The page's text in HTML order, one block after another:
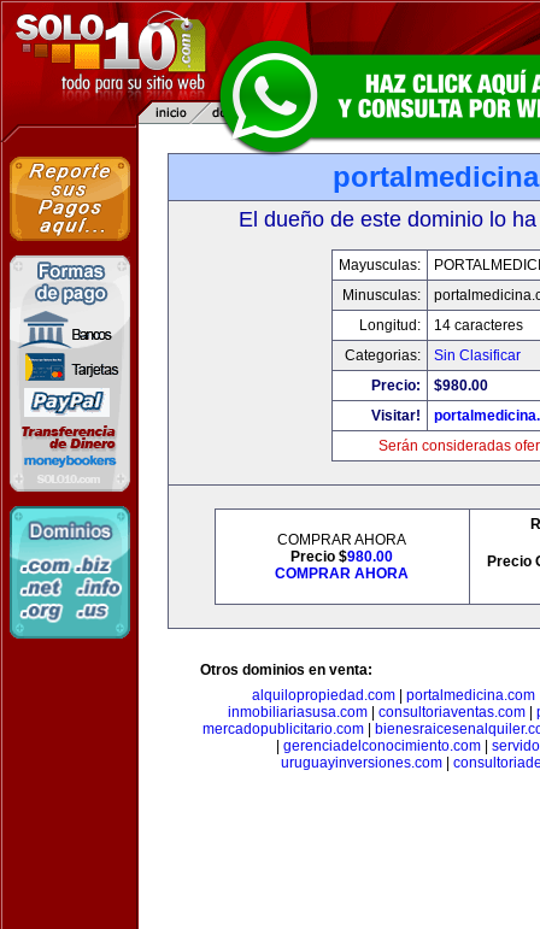
El dueño de este dominio lo
Mayusculas:
Minusculas:
Longitud:
14 caracteres
Categorias:
Sin Clasificar
Precio:
$980.00
Visitar!
Serán consideradas
COMPRAR AHORA
Precio $980.00
COMPRAR AHORA
Precio
Otros dominios en venta:
alquilopropiedad.com| portalmedicina.com
inmobiliariasusa.com| consultoriaventas.com|
mercadopublicitario.com
gerenciadelconocimiento.com
uruguayinversiones.com